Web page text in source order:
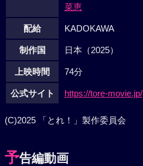
菜恵
配給 KADOKAWA
制作国 日本（2025）
上映時間 74分
公式サイト https://tore-movie.jp/
(C)2025 「とれ！」製作委員会
予告編動画